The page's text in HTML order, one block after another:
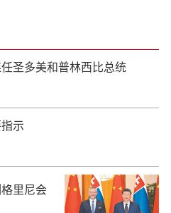
圣多美和普林西比总统
示
里尼会